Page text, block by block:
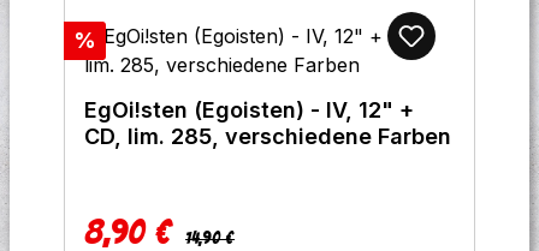
Rabatt
%
EgOi!sten (Egoisten) - IV, 12" +
CD, lim. 285, verschiedene Farben
Verkaufspreis:
8,90 € Regulärer Preis:
14,90 €